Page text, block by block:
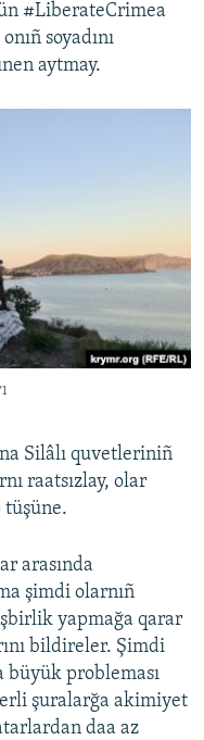
#LiberateCrimea
soyadını
aytmay.
Silâlı quvetleriniñ
raatsızlay, olar
tüşüne.
arasında
şimdi olarnıñ
yapmağa qarar
bildireler. Şimdi
probleması
şuralarğa akimiyet
daa az